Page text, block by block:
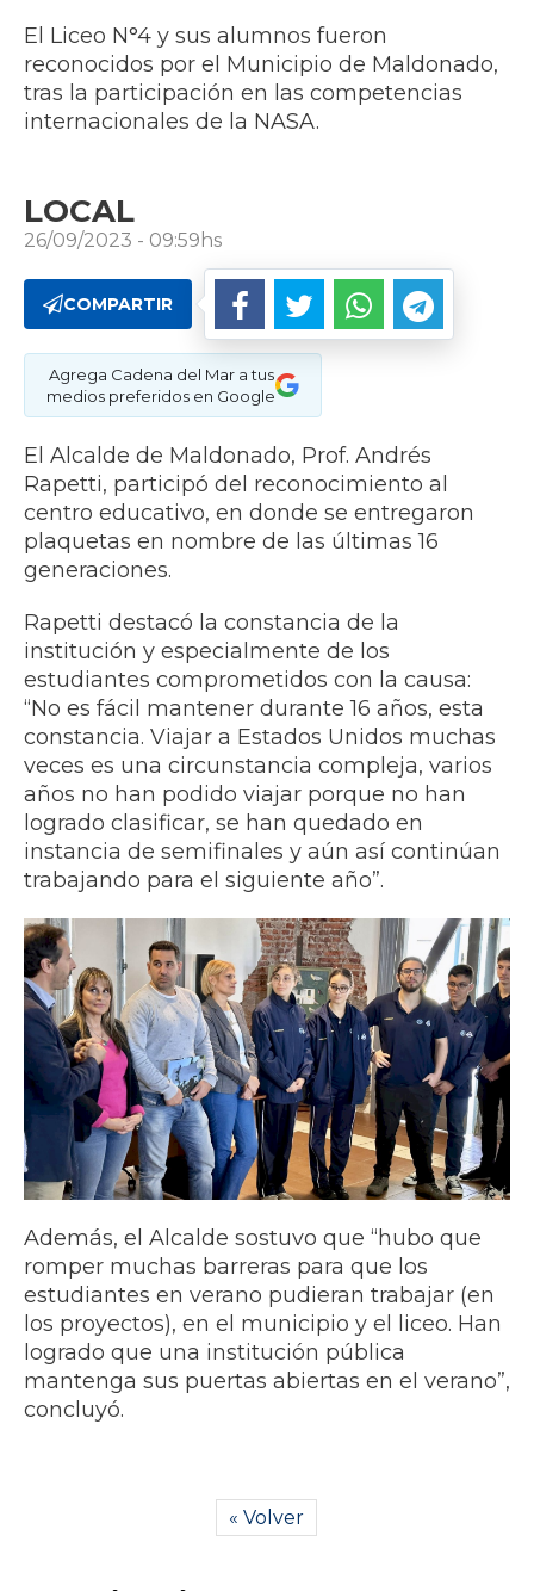
El Liceo N°4 y sus alumnos fueron
reconocidos por el Municipio de Maldonado,
tras la participación en las competencias
internacionales de la NASA.
LOCAL
26/09/2023 - 09:59hs
COMPARTIR
Agrega Cadena del Mar a tus
medios preferidos en Google
El Alcalde de Maldonado, Prof. Andrés
Rapetti, participó del reconocimiento al
centro educativo, en donde se entregaron
plaquetas en nombre de las últimas 16
generaciones.
Rapetti destacó la constancia de la
institución y especialmente de los
estudiantes comprometidos con la causa:
“No es fácil mantener durante 16 años, esta
constancia. Viajar a Estados Unidos muchas
veces es una circunstancia compleja, varios
años no han podido viajar porque no han
logrado clasificar, se han quedado en
instancia de semifinales y aún así continúan
trabajando para el siguiente año”.
Además, el Alcalde sostuvo que “hubo que
romper muchas barreras para que los
estudiantes en verano pudieran trabajar (en
los proyectos), en el municipio y el liceo. Han
logrado que una institución pública
mantenga sus puertas abiertas en el verano”,
concluyó.
« Volver